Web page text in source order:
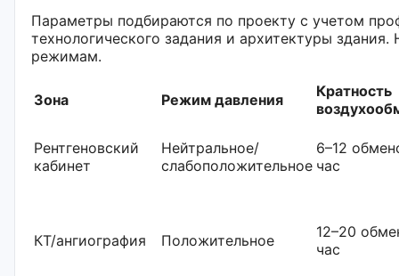
Параметры подбираются по проекту с учетом
технологического задания и архитектуры
режимам.
Зона Режим давления
Кратность
Рентгеновский
кабинет
Нейтральное/
слабоположительное
6–12
час
КТ/ангиография Положительное
12–20
час